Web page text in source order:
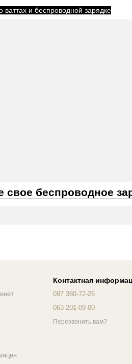
ваттах и беспроводной зарядке
свое беспроводное
Контактная
097 380-72-26
063 201-09-00
Перезвонить вам?